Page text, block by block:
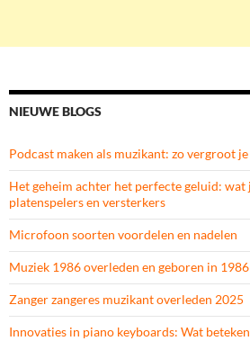
NIEUWE BLOGS
Podcast maken als muzikant: zo vergroot
Het geheim achter het perfecte geluid: wat
platenspelers en versterkers
Microfoon soorten voordelen en nadelen
Muziek 1986 overleden en geboren in
Zanger zangeres muzikant overleden 2025
Innovaties in piano keyboards: Wat